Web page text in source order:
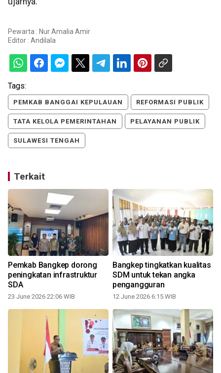
Pewarta : Nur Amalia Amir
Editor : Andilala
Tags:
PEMKAB BANGGAI KEPULAUAN REFORMASI PUBLIK
TATA KELOLA PEMERINTAHAN PELAYANAN PUBLIK
SULAWESI TENGAH
Terkait
Pemkab Bangkep dorong
peningkatan infrastruktur
SDA
23 June 2026 22:06 WIB
Bangkep tingkatkan kualitas
SDM untuk tekan angka
pengangguran
12 June 2026 6:15 WIB